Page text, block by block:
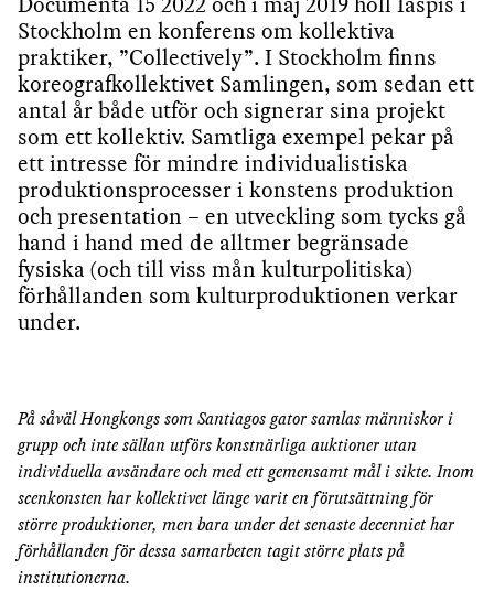
Stockholm en konferens om kollektiva
praktiker, ”Collectively”. I Stockholm finns
koreografkollektivet Samlingen, som sedan ett
antal år både utför och signerar sina projekt
som ett kollektiv. Samtliga exempel pekar på
ett intresse för mindre individualistiska
produktionsprocesser i konstens produktion
och presentation – en utveckling som tycks gå
hand i hand med de alltmer begränsade
fysiska (och till viss mån kulturpolitiska)
förhållanden som kulturproduktionen verkar
under.
På såväl Hongkongs som Santiagos gator samlas människor i
grupp och inte sällan utförs konstnärliga auktioner utan
individuella avsändare och med ett gemensamt mål i sikte. Inom
scenkonsten har kollektivet länge varit en förutsättning för
större produktioner, men bara under det senaste decenniet har
förhållanden för dessa samarbeten tagit större plats på
institutionerna.